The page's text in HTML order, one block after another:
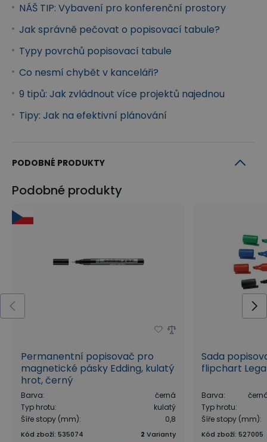
NÁŠ TIP: Vybavení pro konferenční prostory
Jak správně pečovat o popisovací tabule?
Typy povrchů popisovací tabule
Co nesmí chybět v kanceláři?
9 tipů: Jak zvládnout více projektů najednou
Tipy: Jak na efektivní plánování
PODOBNÉ PRODUKTY
Podobné produkty
Permanentní popisovač pro
magnetické pásky Edding, kulatý
hrot, černý
Barva:
černá
Typ hrotu:
kulatý
Šíře stopy (mm): 0,8
Kód zboží: 535074 2 Varianty
Sada
flipchart
Barva:
Typ hrotu:
Šíře stopy (mm):
Kód zboží: 527005